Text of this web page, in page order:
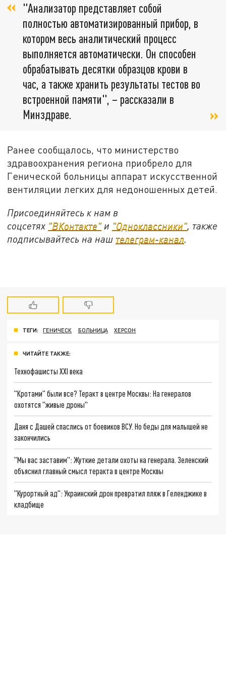
"Анализатор представляет собой
полностью автоматизированный прибор, в
котором весь аналитический процесс
выполняется автоматически. Он способен
обрабатывать десятки образцов крови в
час, а также хранить результаты тестов во
встроенной памяти", – рассказали в
Минздраве.
Ранее сообщалось, что министерство
здравоохранения региона приобрело для
Генической больницы аппарат искусственной
вентиляции легких для недоношенных детей.
Присоединяйтесь к нам в
соцсетях "ВКонтакте" и "Одноклассники", также
подписывайтесь на наш телеграм-канал.
ТЕГИ: ГЕНИЧЕСК БОЛЬНИЦА ХЕРСОН
ЧИТАЙТЕ ТАКЖЕ:
Технофашисты XXI века
"Кротами" были все? Теракт в центре Москвы: На генералов
охотятся "живые дроны"
Даня с Дашей спаслись от боевиков ВСУ. Но беды для малышей не
закончились
"Мы вас заставим": Жуткие детали охоты на генерала. Зеленский
объяснил главный смысл теракта в центре Москвы
"Курортный ад": Украинский дрон превратил пляж в Геленджике в
кладбище